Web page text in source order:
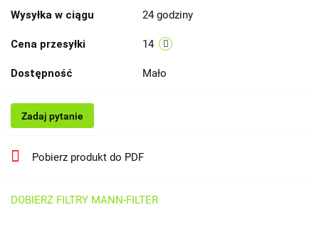
Wysyłka w ciągu 24 godziny
Cena przesyłki 14
Dostępność Mało
Zadaj pytanie
Pobierz produkt do PDF
DOBIERZ FILTRY MANN-FILTER